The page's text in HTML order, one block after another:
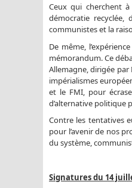
Ceux qui cherchent
démocratie recyclée,
communistes et la
De même,
mémorandum. Ce
Allemagne, dirigée par
impérialismes
et le FMI, pour
d’alternative politique
Contre les tentatives
pour l’avenir de nos
du système,
Signatures du 14